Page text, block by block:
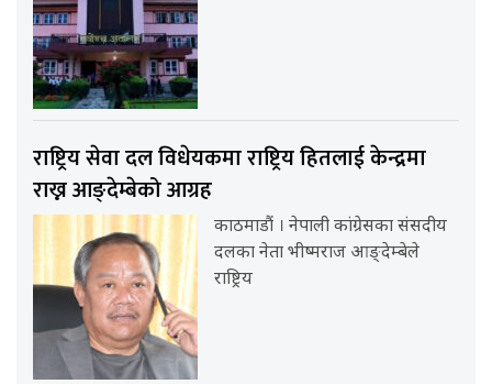
राष्ट्रिय सेवा दल विधेयकमा राष्ट्रिय हितलाई केन्द्रमा
राख्न आङ्देम्बेको आग्रह
काठमाडौं । नेपाली कांग्रेसका संसदीय
दलका नेता भीष्मराज आङ्देम्बेले
राष्ट्रिय